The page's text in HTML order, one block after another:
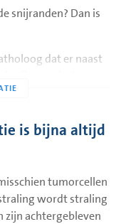
snijranden? Dan is
dat er naast
bespreken wij met
we of u
krijgt de uitslag
is bijna altijd
tumorcellen
wordt straling
zijn achtergebleven